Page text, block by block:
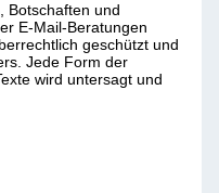
Botschaften und
E-Mail-Beratungen
geschützt und
Jede Form der
wird untersagt und